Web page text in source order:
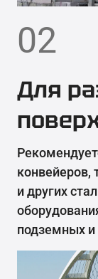
02
Для
конвейеров,
и других
подземных и